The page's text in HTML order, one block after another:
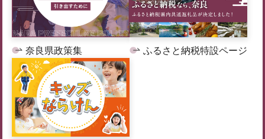
奈良県政策集 ふるさと納税特設ページ